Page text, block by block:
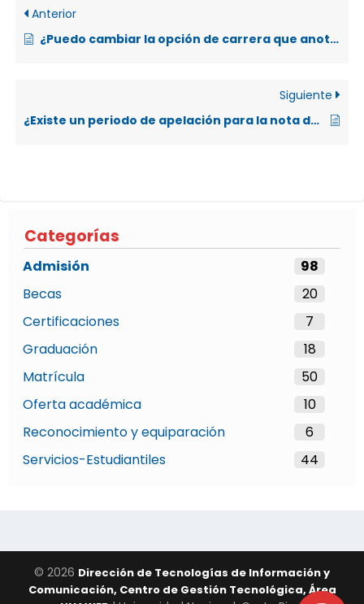
Categorías
Admisión
98
Becas
20
Certificaciones
7
Graduación
18
Matrícula
50
Oferta académica
10
Reconocimiento y equiparación
6
Servicios-Estudiantiles
44
Anterior
¿Puedo cambiar la opción de carrera que anote inicialmente en el momento de la inscripción?
Siguiente
¿Existe un periodo de apelación para la nota de educación diversificada?
© 2026 Dirección de Tecnologías de Información y
Comunicación, Centro de Gestión Tecnológica, Área